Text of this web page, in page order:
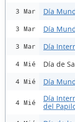
3 Mar Día
3 Mar Día
3 Mar Día
4 Mié Día de
4 Mié Día
4 Mié
Día
del